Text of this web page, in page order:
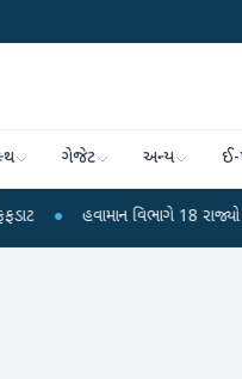
ગેજેટ અન્ય ઈ-
હવામાન વિભાગે 18 રાજ્યો માટે ભારે